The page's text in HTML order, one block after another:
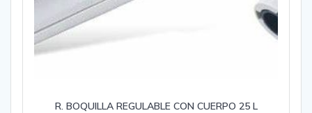
R. BOQUILLA REGULABLE CON CUERPO 25 L